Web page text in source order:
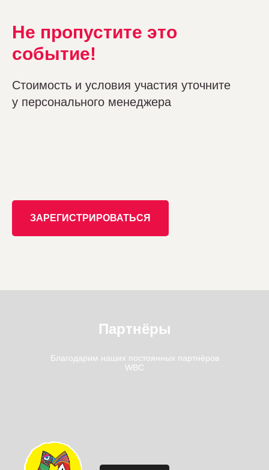
Не пропустите это
событие!
Стоимость и условия участия уточните
у персонального менеджера
ЗАРЕГИСТРИРОВАТЬСЯ
Партнёры
Благодарим наших постоянных партнёров
WBC